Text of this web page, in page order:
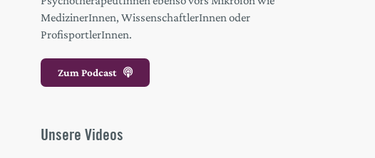
MedizinerInnen, WissenschaftlerInnen oder
ProfisportlerInnen.
Zum Podcast
Unsere Videos